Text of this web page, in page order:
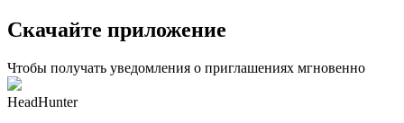
Скачайте приложение
Чтобы получать уведомления о приглашениях мгновенно
HeadHunter